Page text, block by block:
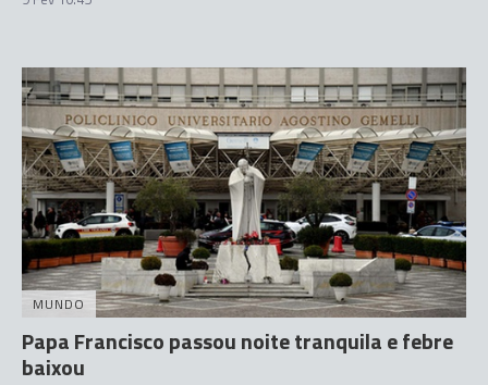
MUNDO
Papa Francisco passou noite tranquila e febre
baixou